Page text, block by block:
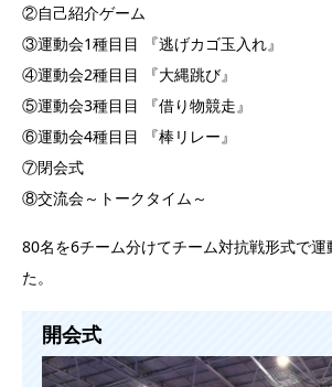
②自己紹介ゲーム
③運動会1種目目 『逃げカゴ玉入れ』
④運動会2種目目 『大縄跳び』
⑤運動会3種目目 『借り物競走』
⑥運動会4種目目 『棒リレー』
⑦閉会式
⑧交流会～トークタイム～
80名を6チーム分けてチーム対抗戦形式で運
た。
開会式